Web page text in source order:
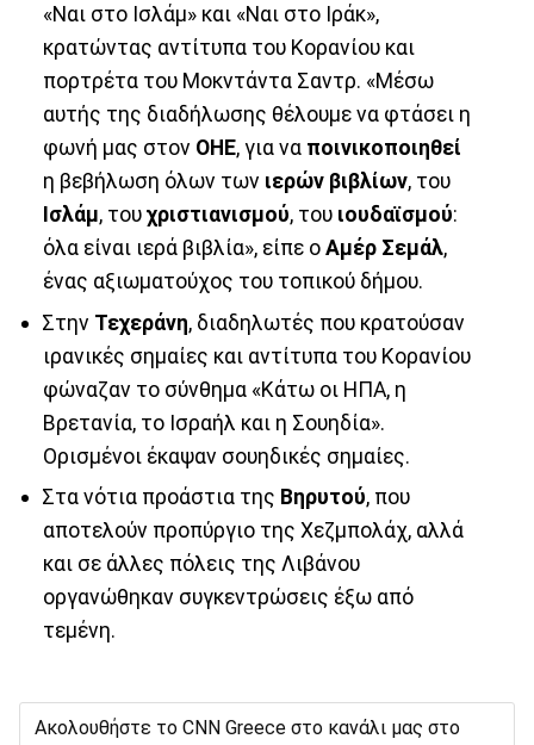
«Ναι στο Ισλάμ» και «Ναι στο Ιράκ»,
κρατώντας αντίτυπα του Κορανίου και
πορτρέτα του Μοκντάντα Σαντρ. «Μέσω
αυτής της διαδήλωσης θέλουμε να φτάσει η
φωνή μας στον ΟΗΕ, για να ποινικοποιηθεί
η βεβήλωση όλων των ιερών βιβλίων, του
Ισλάμ, του χριστιανισμού, του ιουδαϊσμού:
όλα είναι ιερά βιβλία», είπε ο Αμέρ Σεμάλ,
ένας αξιωματούχος του τοπικού δήμου.
Στην Τεχεράνη, διαδηλωτές που κρατούσαν
ιρανικές σημαίες και αντίτυπα του Κορανίου
φώναζαν το σύνθημα «Κάτω οι ΗΠΑ, η
Βρετανία, το Ισραήλ και η Σουηδία».
Ορισμένοι έκαψαν σουηδικές σημαίες.
Στα νότια προάστια της Βηρυτού, που
αποτελούν προπύργιο της Χεζμπολάχ, αλλά
και σε άλλες πόλεις της Λιβάνου
οργανώθηκαν συγκεντρώσεις έξω από
τεμένη.
Ακολουθήστε το CNN Greece στο κανάλι μας στο